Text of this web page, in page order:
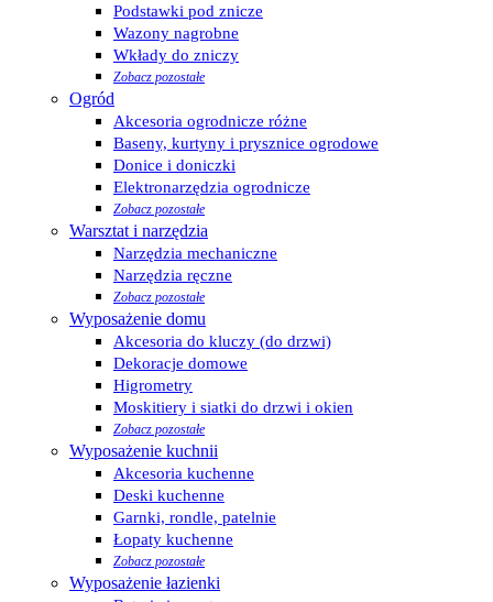
Podstawki pod znicze
Wazony nagrobne
Wkłady do zniczy
Zobacz pozostałe
Ogród
Akcesoria ogrodnicze różne
Baseny, kurtyny i prysznice ogrodowe
Donice i doniczki
Elektronarzędzia ogrodnicze
Zobacz pozostałe
Warsztat i narzędzia
Narzędzia mechaniczne
Narzędzia ręczne
Zobacz pozostałe
Wyposażenie domu
Akcesoria do kluczy (do drzwi)
Dekoracje domowe
Higrometry
Moskitiery i siatki do drzwi i okien
Zobacz pozostałe
Wyposażenie kuchnii
Akcesoria kuchenne
Deski kuchenne
Garnki, rondle, patelnie
Łopaty kuchenne
Zobacz pozostałe
Wyposażenie łazienki